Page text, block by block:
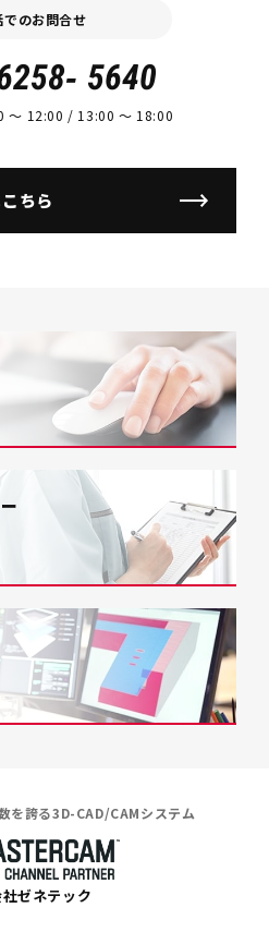
でのお問合せ
5640
〜 12:00 / 13:00 〜 18:00
ちら
を誇る3D-CAD/CAMシステム
ゼネテック